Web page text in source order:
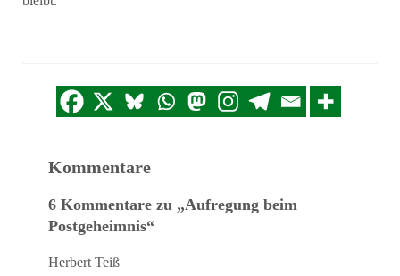
Kommentare
6 Kommentare zu „Aufregung beim
Postgeheimnis“
Herbert Teiß